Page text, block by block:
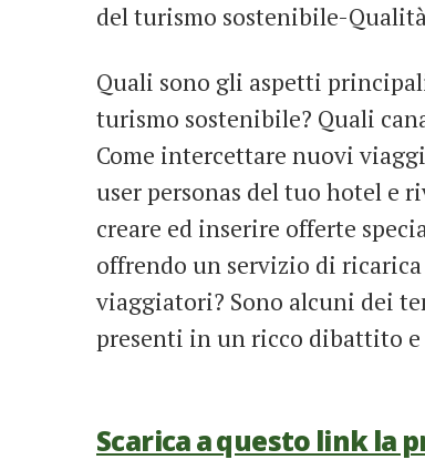
del turismo sostenibile-
Quali sono gli aspetti
turismo sostenibile? Quali
Come intercettare nuovi
user personas del tuo hotel e
creare ed inserire offerte
offrendo un servizio di
viaggiatori? Sono alcuni dei
presenti in un ricco dibattito e
Scarica a questo link la